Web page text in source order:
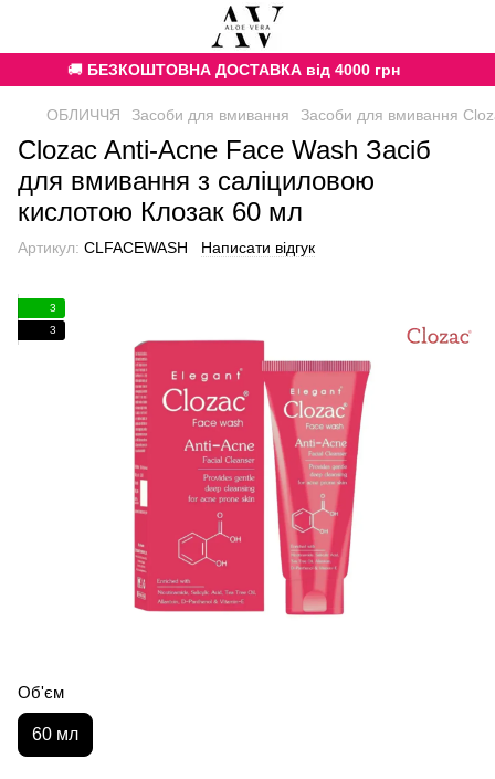
🚚 БЕЗКОШТОВНА ДОСТАВКА від 4000 грн
ОБЛИЧЧЯ Засоби для вмивання Засоби для вмивання
Clozac Anti-Acne Face Wash Засіб
для вмивання з саліциловою
кислотою Клозак 60 мл
Артикул: CLFACEWASH Написати відгук
3
3
Об'єм
60 мл